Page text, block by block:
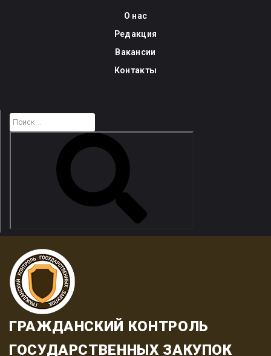
О нас
Редакция
Вакансии
Контакты
ГРАЖДАНСКИЙ КОНТРОЛЬ
ГОСУДАРСТВЕННЫХ ЗАКУПОК